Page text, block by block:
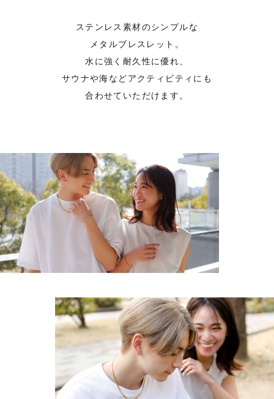
ステンレス素材のシンプルな
メタルブレスレット。
水に強く耐久性に優れ、
サウナや海などアクティビティにも
合わせていただけます。